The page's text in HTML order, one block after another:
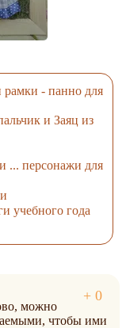
- панно для
и Заяц из
... персонажи для
учебного года
можно
чтобы ими